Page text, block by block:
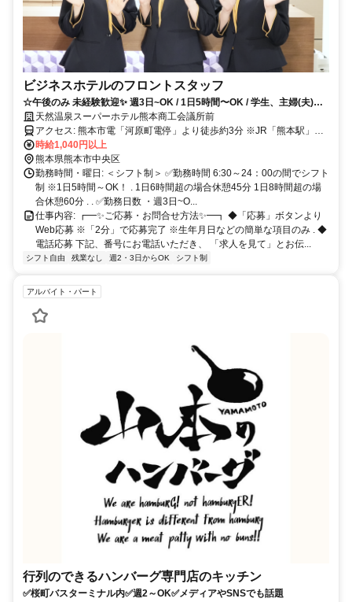
ビジネスホテルのフロントスタッフ
☆午後のみ 未経験歓迎✨ 週3日~OK / 1日5時間〜OK / 学生、主婦(夫)も
活躍中♪
天然温泉スーパーホテル熊本商工会議所前
アクセス: 熊本市電「河原町電停」より徒歩約3分 ※JR「熊本駅」か
ら市電利用で乗車約10分＋徒歩約3分 . ＜通勤方法＞ ・車通勤OK ・
バイク通勤OK ・自転車通勤OK
時給1,040円以上
熊本県熊本市中央区
勤務時間・曜日: ＜シフト制＞ ✅勤務時間 6:30～24：00の間でシフト
制 ※1日5時間～OK！ . 1日6時間超の場合休憩45分 1日8時間超の場
合休憩60分 . . ✅勤務日数 ・週3日~O...
仕事内容: ┏━✨ご応募・お問合せ方法✨━┓ ◆「応募」ボタンより
Web応募 ※「2分」で応募完了 ※生年月日などの簡単な項目のみ . ◆
電話応募 下記、番号にお電話いただき、 「求人を見て」とお伝...
シフト自由 残業なし 週2・3日からOK シフト制
アルバイト・パート
行列のできるハンバーグ専門店のキッチン
✅桜町バスターミナル内✅週2～OK✅メディアやSNSでも話題